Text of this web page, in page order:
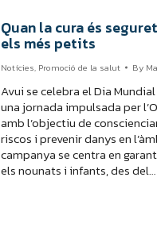
Quan la cura és
els més petits
Notícies, Promoció de la salut By
Avui se celebra el Dia
una jornada impulsada per
amb l’objectiu de
riscos i prevenir danys en
campanya se centra en
els nounats i infants, des del…